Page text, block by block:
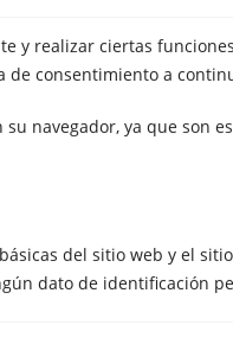
y realizar ciertas
de consentimiento a
su navegador, ya que son
del sitio web y el
dato de identificación
años de